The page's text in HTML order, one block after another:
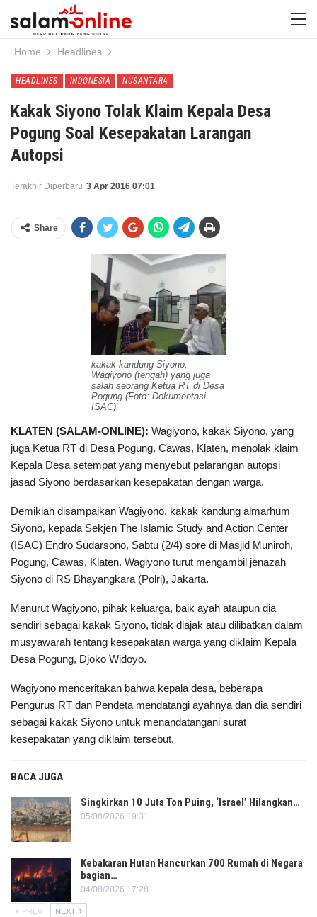
Home Headlines
HEADLINES INDONESIA NUSANTARA
Kakak Siyono Tolak Klaim Kepala Desa
Pogung Soal Kesepakatan Larangan
Autopsi
Terakhir Diperbaru 3 Apr 2016 07:01
Share
kakak kandung Siyono,
Wagiyono (tengah) yang juga
salah seorang Ketua RT di Desa
Pogung (Foto: Dokumentasi
ISAC)
KLATEN (SALAM-ONLINE): Wagiyono, kakak Siyono, yang
juga Ketua RT di Desa Pogung, Cawas, Klaten, menolak klaim
Kepala Desa setempat yang menyebut pelarangan autopsi
jasad Siyono berdasarkan kesepakatan dengan warga.
Demikian disampaikan Wagiyono, kakak kandung almarhum
Siyono, kepada Sekjen The Islamic Study and Action Center
(ISAC) Endro Sudarsono, Sabtu (2/4) sore di Masjid Muniroh,
Pogung, Cawas, Klaten. Wagiyono turut mengambil jenazah
Siyono di RS Bhayangkara (Polri), Jakarta.
Menurut Wagiyono, pihak keluarga, baik ayah ataupun dia
sendiri sebagai kakak Siyono, tidak diajak atau dilibatkan dalam
musyawarah tentang kesepakatan warga yang diklaim Kepala
Desa Pogung, Djoko Widoyo.
Wagiyono menceritakan bahwa kepala desa, beberapa
Pengurus RT dan Pendeta mendatangi ayahnya dan dia sendiri
sebagai kakak Siyono untuk menandatangani surat
kesepakatan yang diklaim tersebut.
BACA JUGA
Singkirkan 10 Juta Ton Puing, ‘Israel’ Hilangkan…
05/08/2026 19:31
Kebakaran Hutan Hancurkan 700 Rumah di Negara
bagian…
04/08/2026 17:28
PREV NEXT